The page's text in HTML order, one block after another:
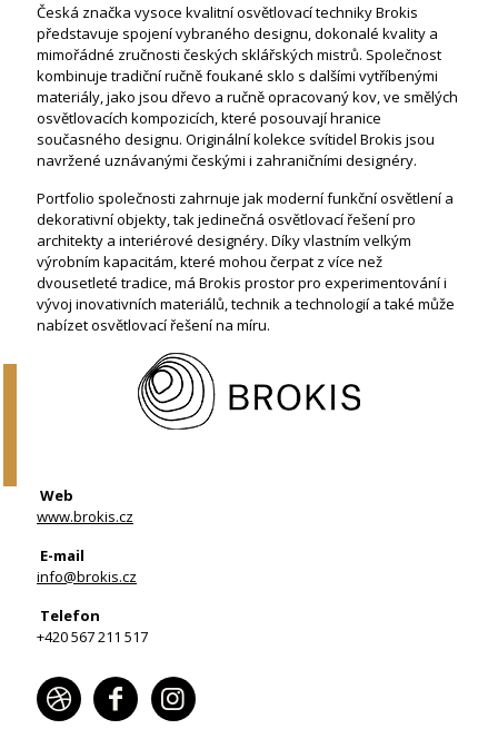
Česká značka vysoce kvalitní osvětlovací techniky Brokis
představuje spojení vybraného designu, dokonalé kvality a
mimořádné zručnosti českých sklářských mistrů. Společnost
kombinuje tradiční ručně foukané sklo s dalšími vytříbenými
materiály, jako jsou dřevo a ručně opracovaný kov, ve smělých
osvětlovacích kompozicích, které posouvají hranice
současného designu. Originální kolekce svítidel Brokis jsou
navržené uznávanými českými i zahraničními designéry.
Portfolio společnosti zahrnuje jak moderní funkční osvětlení a
dekorativní objekty, tak jedinečná osvětlovací řešení pro
architekty a interiérové designéry. Díky vlastním velkým
výrobním kapacitám, které mohou čerpat z více než
dvousetleté tradice, má Brokis prostor pro experimentování i
vývoj inovativních materiálů, technik a technologií a také může
nabízet osvětlovací řešení na míru.
Web
www.brokis.cz
E-mail
info@brokis.cz
Telefon
+420 567 211 517